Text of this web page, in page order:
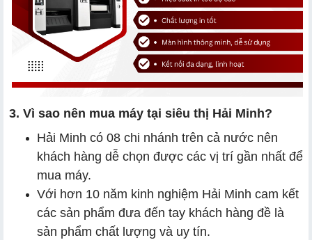
3. Vì sao nên mua máy tại siêu thị Hải Minh?
Hải Minh có 08 chi nhánh trên cả nước nên
khách hàng dễ chọn được các vị trí gần nhất để
mua máy.
Với hơn 10 năm kinh nghiệm Hải Minh cam kết
các sản phẩm đưa đến tay khách hàng đề là
sản phẩm chất lượng và uy tín.